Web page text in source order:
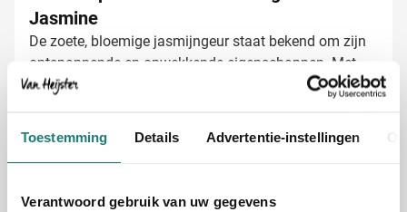
Toestemming Details Advertentie-instellingen
Verantwoord gebruik van uw gegevens
Jasmine
De zoete, bloemige jasmijngeur staat bekend om zijn
ontspannende en opwekkende eigenschappen. Met
deze set geef je niet alleen een cadeau, maar een
een warme gloed, terwijl de geurstokjes en het
interieurparfum zorgen voor een langdurige frisse geur
je om het welzijn van je relaties geeft.
zakelijke doeleinden?